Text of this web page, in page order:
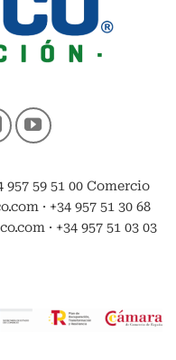
59 51 00 Comercio
· +34 957 51 30 68
· +34 957 51 03 03